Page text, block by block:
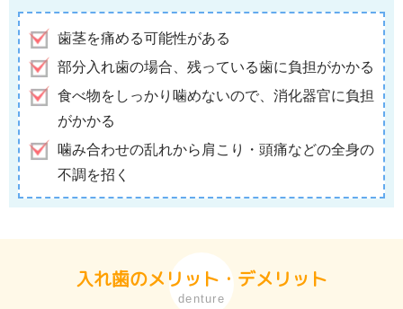
歯茎を痛める可能性がある
部分入れ歯の場合、残っている歯に負担がかかる
食べ物をしっかり噛めないので、消化器官に負担
がかかる
噛み合わせの乱れから肩こり・頭痛などの全身の
不調を招く
入れ歯のメリット・デメリット
denture